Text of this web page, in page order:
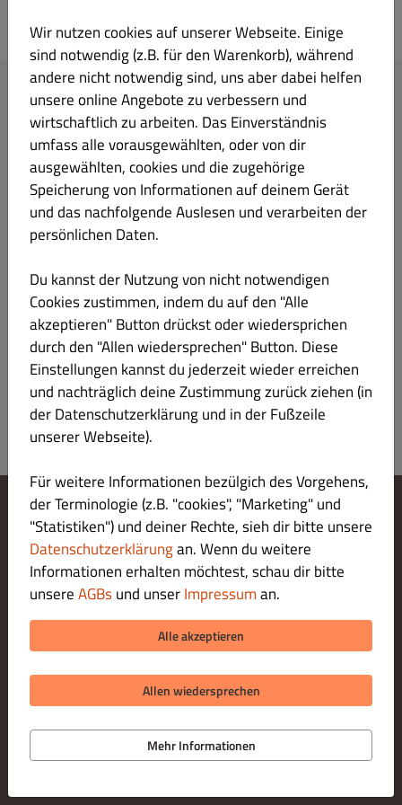
Tandoori Delight
Konto-Passwort zurücksetzen
E-Mail-Adresse, die du zur Anmeldung bei deinem Konto
verwendest. Wir senden dir eine E-Mail mit einem neuen
Passwort.
Anmeldung Passwort zurücksetzen
Cookie-Einstellungen ändern
Kontaktiere uns
Datenschutzerklärung
Allgemeine Geschäftsbedingungen
Impressum
LIEFERUNG ZAHLUNGSARTEN
ZAHLUNGSARTEN BEI ABHOLUNG
Wir nutzen cookies auf unserer Webseite. Einige
sind notwendig (z.B. für den Warenkorb), während
andere nicht notwendig sind, uns aber dabei helfen
unsere online Angebote zu verbessern und
wirtschaftlich zu arbeiten. Das Einverständnis
umfass alle vorausgewählten, oder von dir
ausgewählten, cookies und die zugehörige
Speicherung von Informationen auf deinem Gerät
und das nachfolgende Auslesen und verarbeiten der
persönlichen Daten.
Du kannst der Nutzung von nicht notwendigen
Cookies zustimmen, indem du auf den "Alle
akzeptieren" Button drückst oder wiedersprichen
durch den "Allen wiedersprechen" Button. Diese
Einstellungen kannst du jederzeit wieder erreichen
und nachträglich deine Zustimmung zurück ziehen (in
der Datenschutzerklärung und in der Fußzeile
unserer Webseite).
Für weitere Informationen bezülgich des Vorgehens,
der Terminologie (z.B. "cookies", "Marketing" und
"Statistiken") und deiner Rechte, sieh dir bitte unsere
Datenschutzerklärungan. Wenn du weitere
Informationen erhalten möchtest, schau dir bitte
unsereAGBsund unserImpressuman.
Alle akzeptieren
Allen wiedersprechen
Mehr Informationen